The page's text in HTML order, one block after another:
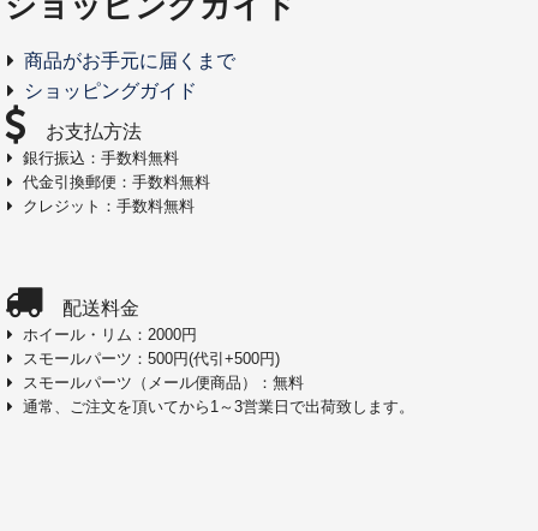
商品がお手元に届くまで
ショッピングガイド
お支払方法
銀行振込：手数料無料
代金引換郵便：手数料無料
クレジット：手数料無料
配送料金
ホイール・リム：2000円
スモールパーツ：500円(代引+500円)
スモールパーツ（メール便商品）：無料
通常、ご注文を頂いてから1～3営業日で出荷致します。